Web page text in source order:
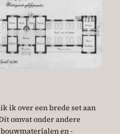
ik over een brede set aan
omvat onder andere
en -